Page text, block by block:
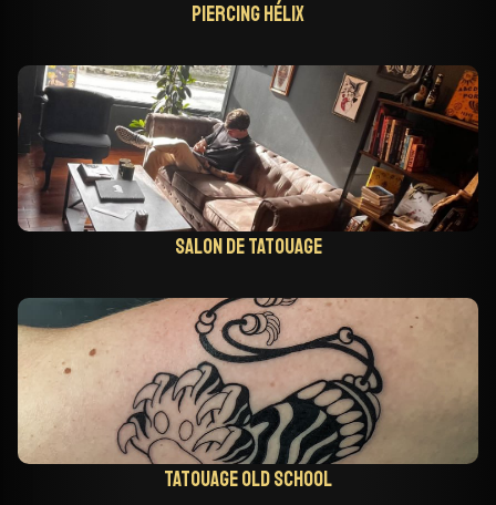
Piercing hélix
Salon de tatouage
Tatouage old school